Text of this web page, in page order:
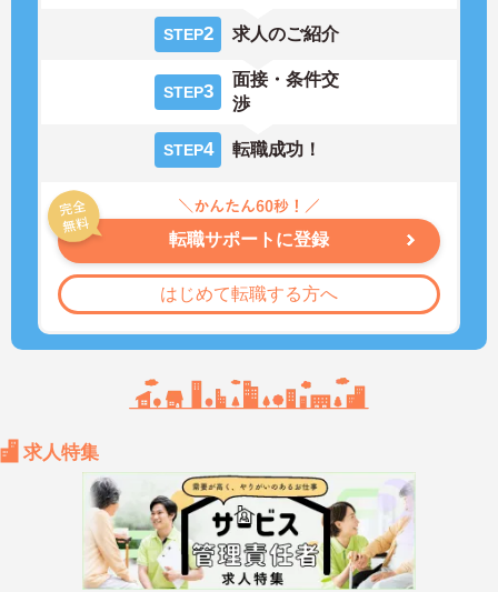
STEP2 求人のご紹介
STEP3
面接・条件交
渉
STEP4 転職成功！
転職サポートに登録
はじめて転職する方へ
求人特集